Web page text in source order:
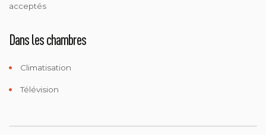
acceptés
Dans les chambres
Climatisation
Télévision